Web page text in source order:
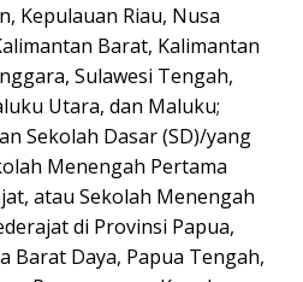
Kepulauan Riau, Nusa
Barat, Kalimantan
Sulawesi Tengah,
Utara, dan Maluku;
Sekolah Dasar (SD)/yang
Menengah Pertama
atau Sekolah Menengah
di Provinsi Papua,
Barat Daya, Papua Tengah,